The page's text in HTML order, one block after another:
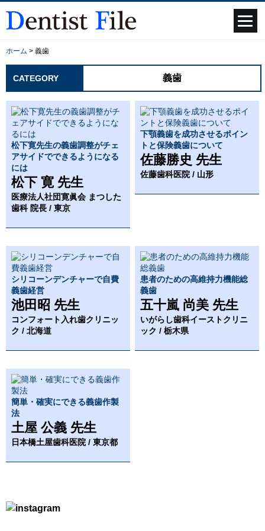
ホーム > 義歯
CATEGORY 義歯
松下寛先生の義歯調整がチェ
アサイドでできるようになる
には
松下 寛 先生
医療法人社団寛眞会 まつした
歯科 院長 / 東京
下顎義歯を成功させるポイン
トと保険義歯について
佐藤勝史 先生
佐藤歯科医院 / 山形
シリコーンデンチャーで自費
義歯経営
池田昭 先生
コンフォート入れ歯クリニッ
ク / 北海道
患者のための高維持力機能総
義歯
五十嵐 尚美 先生
いがらし歯科イーストクリニ
ック / 栃木県
簡単・確実にできる義歯作製
法
土屋 公義 先生
日本橋土屋歯科医院 / 東京都